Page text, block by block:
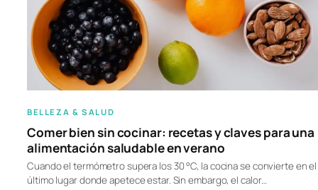
BELLEZA & SALUD
Comer bien sin cocinar: recetas y claves para una
alimentación saludable en verano
Cuando el termómetro supera los 30 °C, la cocina se convierte en el
último lugar donde apetece estar. Sin embargo, el calor…